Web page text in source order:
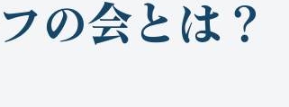
の会とは？